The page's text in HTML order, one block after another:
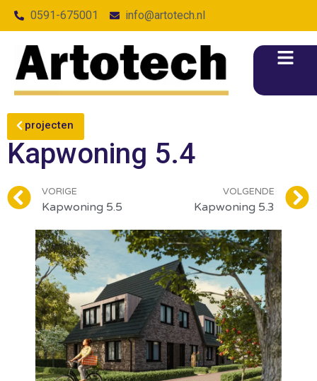
0591-675001 info@artotech.nl
projecten
Kapwoning 5.4
VORIGE
Kapwoning 5.5
VOLGENDE
Kapwoning 5.3